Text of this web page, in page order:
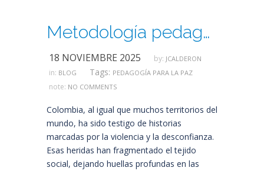
Metodología pedagógica desde el amor para la paz
18 NOVIEMBRE 2025 by: JCALDERON
in: BLOG Tags: PEDAGOGÍA PARA LA PAZ
note: NO COMMENTS
Colombia, al igual que muchos territorios del
mundo, ha sido testigo de historias
marcadas por la violencia y la desconfianza.
Esas heridas han fragmentado el tejido
social, dejando huellas profundas en las